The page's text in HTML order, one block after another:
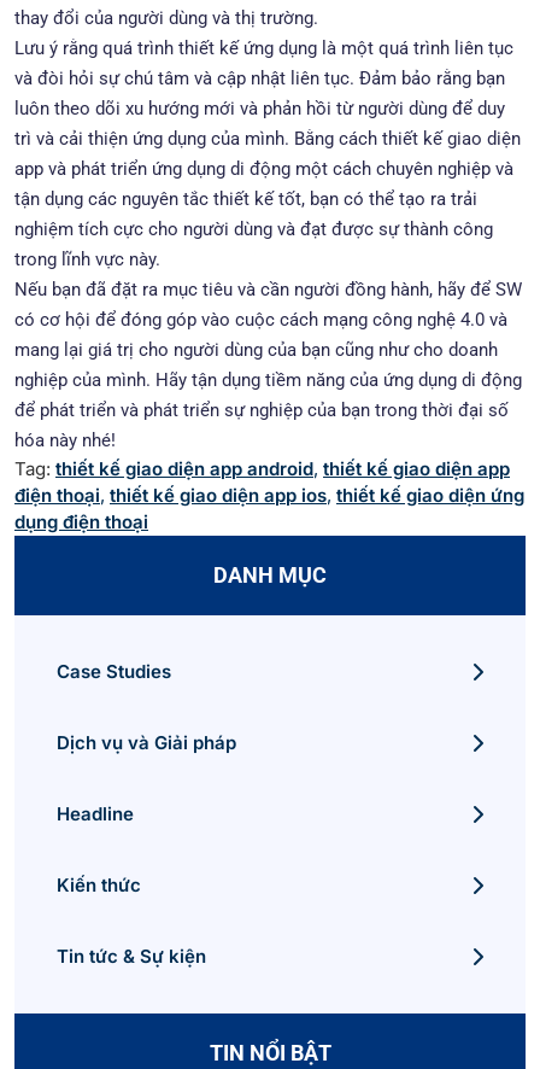
thay đổi của người dùng và thị trường.
Lưu ý rằng quá trình thiết kế ứng dụng là một quá trình liên tục
và đòi hỏi sự chú tâm và cập nhật liên tục. Đảm bảo rằng bạn
luôn theo dõi xu hướng mới và phản hồi từ người dùng để duy
trì và cải thiện ứng dụng của mình. Bằng cách thiết kế giao diện
app và phát triển ứng dụng di động một cách chuyên nghiệp và
tận dụng các nguyên tắc thiết kế tốt, bạn có thể tạo ra trải
nghiệm tích cực cho người dùng và đạt được sự thành công
trong lĩnh vực này.
Nếu bạn đã đặt ra mục tiêu và cần người đồng hành, hãy để SW
có cơ hội để đóng góp vào cuộc cách mạng công nghệ 4.0 và
mang lại giá trị cho người dùng của bạn cũng như cho doanh
nghiệp của mình. Hãy tận dụng tiềm năng của ứng dụng di động
để phát triển và phát triển sự nghiệp của bạn trong thời đại số
hóa này nhé!
Tag: thiết kế giao diện app android, thiết kế giao diện app
điện thoại, thiết kế giao diện app ios, thiết kế giao diện ứng
dụng điện thoại
DANH MỤC
Case Studies
Dịch vụ và Giải pháp
Headline
Kiến thức
Tin tức & Sự kiện
TIN NỔI BẬT